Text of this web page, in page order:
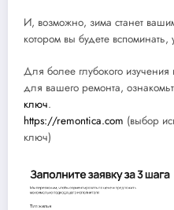
И, возможно, зима станет
котором вы будете вспоминать,
Для более глубокого
для вашего ремонта,
ключ.
https://remontica.com (выбор
ключ)